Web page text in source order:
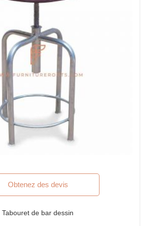
Obtenez des devis
Tabouret de bar dessin